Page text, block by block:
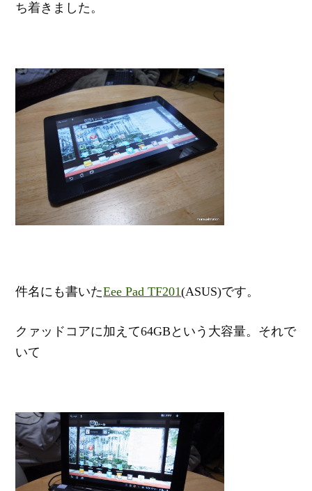
ち着きました。
件名にも書いたEee Pad TF201(ASUS)です。
クァッドコアに加えて64GBという大容量。それで
いて